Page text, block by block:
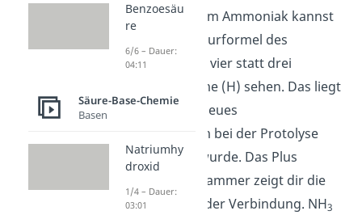
Im Gegensatz zum Ammoniak kannst
du bei der Strukturformel des
Ammonium-Ions vier statt drei
Wasserstoffatome (H) sehen. Das liegt
daran, dass ein neues
Wasserstoffatom bei der Protolyse
aufgenommen wurde. Das Plus
außerhalb der Klammer zeigt dir die
positive Ladung der Verbindung. NH3
Benzoesäu
re
6/6 – Dauer:
04:11
Säure-Base-Chemie
Basen
Natriumhy
droxid
1/4 – Dauer:
03:01